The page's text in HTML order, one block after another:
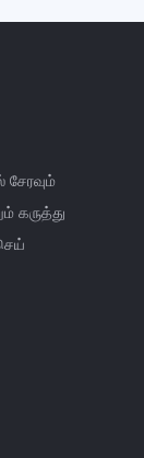
சேரவும்
கருத்து